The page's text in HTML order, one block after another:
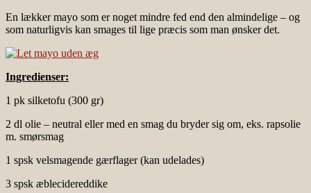
En lækker mayo som er noget mindre fed end den almindelige – og
som naturligvis kan smages til lige præcis som man ønsker det.
Ingredienser:
1 pk silketofu (300 gr)
2 dl olie – neutral eller med en smag du bryder sig om, eks. rapsolie
m. smørsmag
1 spsk velsmagende gærflager (kan udelades)
3 spsk æblecidereddike